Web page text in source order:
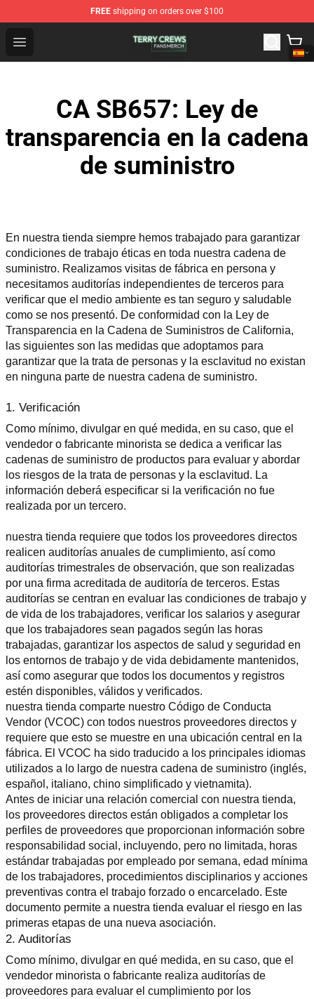
FREE shipping on orders over $100
Open menu
Terry Crews Shop - Official Terry Crews Merchandise
CA SB657: Ley de
transparencia en la cadena
de suministro
En nuestra tienda siempre hemos trabajado para garantizar
condiciones de trabajo éticas en toda nuestra cadena de
suministro. Realizamos visitas de fábrica en persona y
necesitamos auditorías independientes de terceros para
verificar que el medio ambiente es tan seguro y saludable
como se nos presentó. De conformidad con la Ley de
Transparencia en la Cadena de Suministros de California,
las siguientes son las medidas que adoptamos para
garantizar que la trata de personas y la esclavitud no existan
en ninguna parte de nuestra cadena de suministro.
1. Verificación
Como mínimo, divulgar en qué medida, en su caso, que el
vendedor o fabricante minorista se dedica a verificar las
cadenas de suministro de productos para evaluar y abordar
los riesgos de la trata de personas y la esclavitud. La
información deberá especificar si la verificación no fue
realizada por un tercero.
nuestra tienda requiere que todos los proveedores directos
realicen auditorías anuales de cumplimiento, así como
auditorías trimestrales de observación, que son realizadas
por una firma acreditada de auditoría de terceros. Estas
auditorías se centran en evaluar las condiciones de trabajo y
de vida de los trabajadores, verificar los salarios y asegurar
que los trabajadores sean pagados según las horas
trabajadas, garantizar los aspectos de salud y seguridad en
los entornos de trabajo y de vida debidamente mantenidos,
así como asegurar que todos los documentos y registros
estén disponibles, válidos y verificados.
nuestra tienda comparte nuestro Código de Conducta
Vendor (VCOC) con todos nuestros proveedores directos y
requiere que esto se muestre en una ubicación central en la
fábrica. El VCOC ha sido traducido a los principales idiomas
utilizados a lo largo de nuestra cadena de suministro (inglés,
español, italiano, chino simplificado y vietnamita).
Antes de iniciar una relación comercial con nuestra tienda,
los proveedores directos están obligados a completar los
perfiles de proveedores que proporcionan información sobre
responsabilidad social, incluyendo, pero no limitada, horas
estándar trabajadas por empleado por semana, edad mínima
de los trabajadores, procedimientos disciplinarios y acciones
preventivas contra el trabajo forzado o encarcelado. Este
documento permite a nuestra tienda evaluar el riesgo en las
primeras etapas de una nueva asociación.
2. Auditorías
Como mínimo, divulgar en qué medida, en su caso, que el
vendedor minorista o fabricante realiza auditorías de
proveedores para evaluar el cumplimiento por los